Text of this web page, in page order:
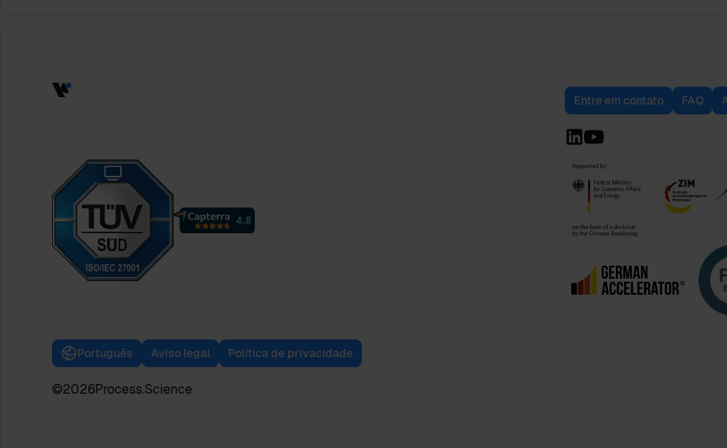
Entre em contato FAQ
Português Aviso legal Política de privacidade
©2026Process.Science